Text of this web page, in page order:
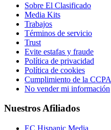
Sobre El Clasificado
Media Kits
Trabajos
Términos de servicio
Trust
Evite estafas y fraude
Política de privacidad
Política de cookies
Cumplimiento de la CCPA
No vender mi información
Nuestros Afiliados
EC Hispanic Media